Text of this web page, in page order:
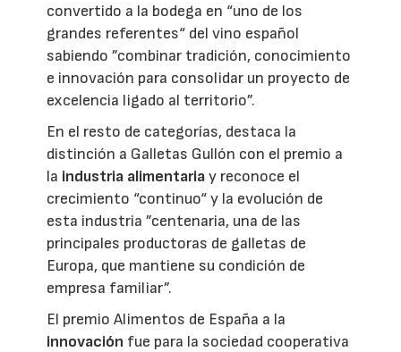
convertido a la bodega en “uno de los
grandes referentes“ del vino español
sabiendo ”combinar tradición, conocimiento
e innovación para consolidar un proyecto de
excelencia ligado al territorio”.
En el resto de categorías, destaca la
distinción a Galletas Gullón con el premio a
la industria alimentariay reconoce el
crecimiento “continuo“ y la evolución de
esta industria ”centenaria, una de las
principales productoras de galletas de
Europa, que mantiene su condición de
empresa familiar”.
El premio Alimentos de España a la
innovación fue para la sociedad cooperativa